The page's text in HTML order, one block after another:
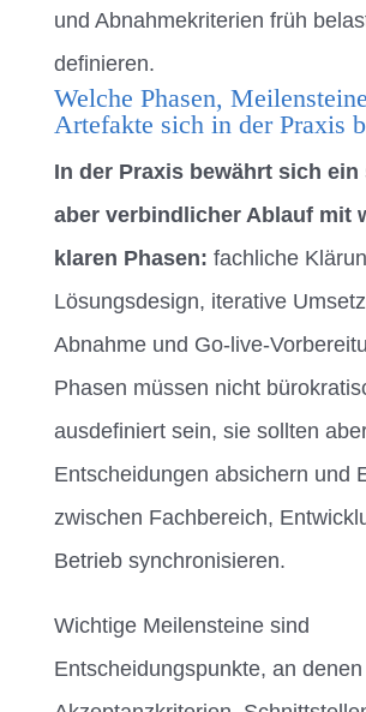
und Abnahmekriterien früh
definieren.
Welche Phasen,
Artefakte sich in der Praxis
In der Praxis bewährt sich ein
aber verbindlicher Ablauf mit
klaren Phasen: fachliche
Lösungsdesign, iterative
Abnahme und Go-live-
Phasen müssen nicht
ausdefiniert sein, sie sollten
Entscheidungen absichern und
zwischen Fachbereich,
Betrieb synchronisieren.
Wichtige Meilensteine sind
Entscheidungspunkte, an